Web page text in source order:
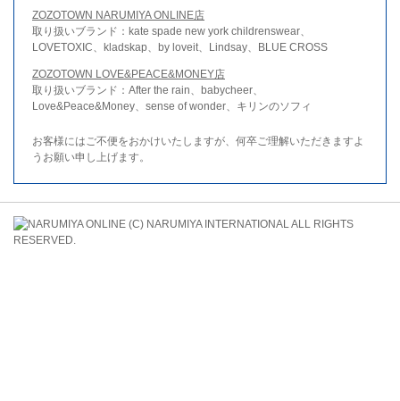
ZOZOTOWN NARUMIYA ONLINE店
取り扱いブランド：kate spade new york childrenswear、
LOVETOXIC、kladskap、by loveit、Lindsay、BLUE CROSS
ZOZOTOWN LOVE&PEACE&MONEY店
取り扱いブランド：After the rain、babycheer、
Love&Peace&Money、sense of wonder、キリンのソフィ
お客様にはご不便をおかけいたしますが、何卒ご理解いただきますよ
うお願い申し上げます。